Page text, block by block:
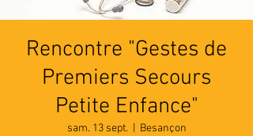
Rencontre "Gestes de
Premiers Secours
Petite Enfance"
sam. 13 sept. Besançon